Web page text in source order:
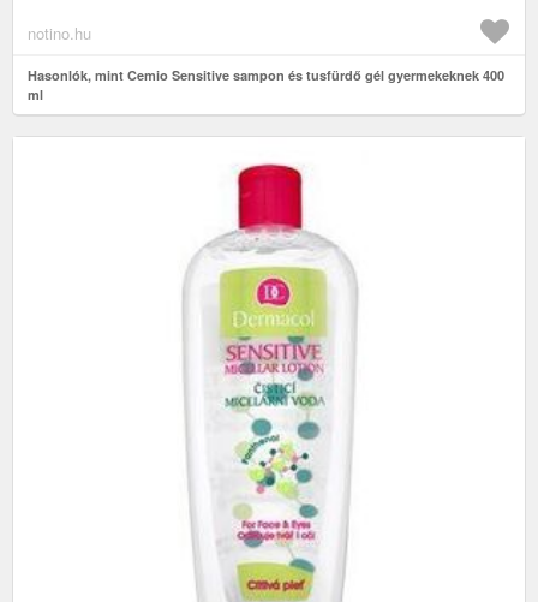
notino.hu
Hasonlók, mint Cemio Sensitive sampon és tusfürdő gél gyermekeknek 400
ml